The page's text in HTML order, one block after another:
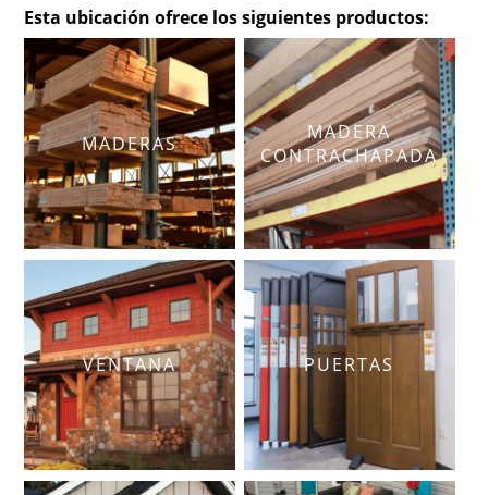
Esta ubicación ofrece los siguientes productos:
MADERAS
MADERA
CONTRACHAPADA
VENTANA PUERTAS